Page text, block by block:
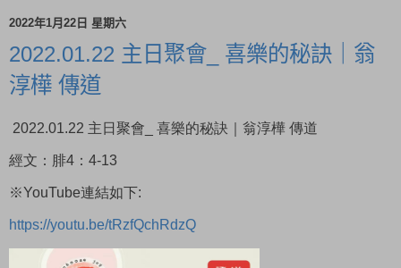
2022年1月22日 星期六
2022.01.22 主日聚會_ 喜樂的秘訣｜翁
淳樺 傳道
2022.01.22 主日聚會_ 喜樂的秘訣｜翁淳樺 傳道
經文：腓4：4-13
※YouTube連結如下:
https://youtu.be/tRzfQchRdzQ